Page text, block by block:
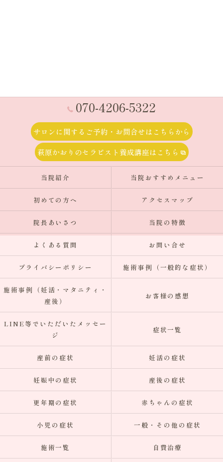
070-4206-5322
サロンに関するご予約・お問合せはこちらから
萩原かおりのセラピスト養成講座はこちら
当院紹介 当院おすすめメニュー
初めての方へ アクセスマップ
院長あいさつ 当院の特徴
よくある質問 お問い合せ
プライバシーポリシー 施術事例（一般的な症状）
施術事例（妊活・マタニティ・
産後）
お客様の感想
LINE等でいただいたメッセー
ジ
症状一覧
産前の症状 妊活の症状
妊娠中の症状 産後の症状
更年期の症状 赤ちゃんの症状
小児の症状 一般・その他の症状
施術一覧 自費治療